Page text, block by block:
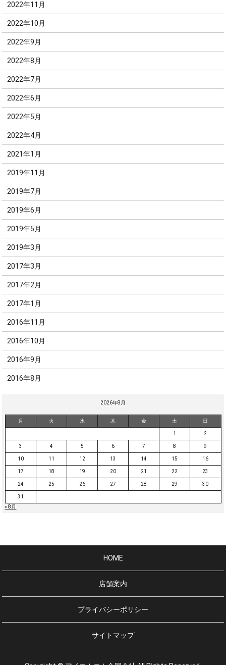
2022年11月
2022年10月
2022年9月
2022年8月
2022年7月
2022年6月
2022年5月
2022年4月
2021年1月
2019年11月
2019年7月
2019年6月
2019年5月
2019年3月
2017年3月
2017年2月
2017年1月
2016年11月
2016年10月
2016年9月
2016年8月
2026年8月
月 火 水 木 金 土 日
1 2
3 4 5 6 7 8 9
10 11 12 13 14 15 16
17 18 19 20 21 22 23
24 25 26 27 28 29 30
31
« 8月
HOME
店舗案内
プライバシーポリシー
サイトマップ